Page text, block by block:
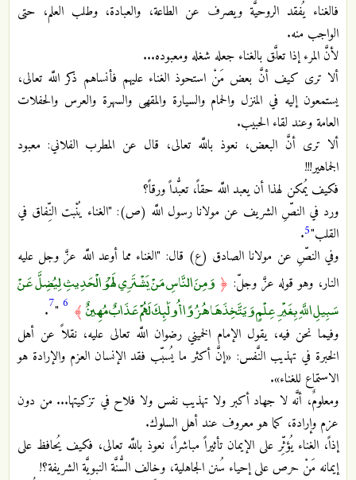
فالغناء يُفقد الروحيَّة ويصرف عن الطاعة، والعبادة، وطلب العلم، حتى
الواجب منه.‏
لأنَّ المرء إذا تعلَّق بالغناء جعله شغله ومعبوده...‏
ألا ترى كيف أنَّ بعض مَنْ استحوذ الغناء عليهم فأنساهم ذكر اللَّه تعالى،
يستمعون إليه في المنزل والحمام والسيارة والمقهى والسهرة والعرس والحفلات
العامة وعند لقاء الحبيب.‏
ألا ترى أنَّ البعض، نعوذ باللَّه تعالى، قال عن المطرب الفلاني: معبود
الجماهير!!!‏
فكيف يُمكن لهذا أن يعبد اللَّه حقاً، تعبُّداً ورقاً؟‏
ورد في النصِّ الشريف عن مولانا رسول اللَّه (ص): "الغناء يُنْبت النِّفاق في
القلب"5
.‏
وفي النصِّ عن مولانا الصادق (ع) قال: "الغناء مما أوعد اللَّه عزَّ وجل عليه
النار، وهو قوله عزَّ وجلّ: ﴿ وَمِنَ النَّاسِ مَنْ يَشْتَرِي لَهْوَ الْحَدِيثِ لِيُضِلَّ عَنْ
سَبِيلِ اللَّهِ بِغَيْرِ عِلْمٍ وَيَتَّخِذَهَا هُزُوًا أُولَٰئِكَ لَهُمْ عَذَابٌ مُهِينٌ ﴾ 6
"
7
.‏
وفيما نحن فيه، يقول الإمام الخميني رضوان اللَّه تعالى عليه، نقلاً عن أهل
الخبرة في تهذيب النَّفس: «إنَّ أكثر ما يُسبّب فقد الإنسان العزم والإرادة هو
الاستماع للغناء».‏
ومعلومٌ، أنَّه لا جهاد أكبر ولا تهذيب نفس ولا فلاح في تزكيتها... من دون
عزم وإرادة، كما هو معروف عند أهل السلوك.‏
إذاً، الغناء يُؤثِّر على الإيمان تأثيراً مباشراً، نعوذ باللَّه تعالى، فكيف يُحافظ على
إيمانه مَنْ حرص على إحياء سُنن الجاهلية، وخالف السُّنَّة النبويَّة الشريفة؟!‏